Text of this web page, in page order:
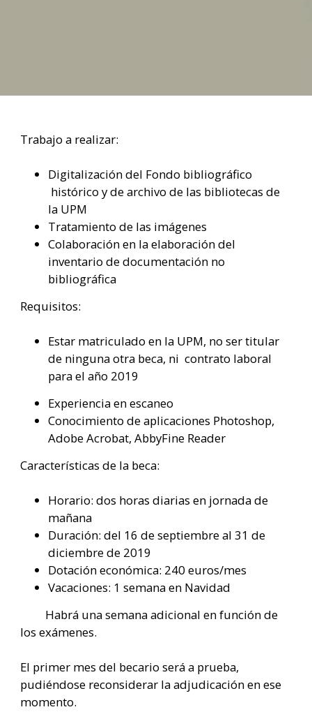
Trabajo a realizar:
Digitalización del Fondo bibliográfico
histórico y de archivo de las bibliotecas de
la UPM
Tratamiento de las imágenes
Colaboración en la elaboración del
inventario de documentación no
bibliográfica
Requisitos:
Estar matriculado en la UPM, no ser titular
de ninguna otra beca, ni contrato laboral
para el año 2019
Experiencia en escaneo
Conocimiento de aplicaciones Photoshop,
Adobe Acrobat, AbbyFine Reader
Características de la beca:
Horario: dos horas diarias en jornada de
mañana
Duración: del 16 de septiembre al 31 de
diciembre de 2019
Dotación económica: 240 euros/mes
Vacaciones: 1 semana en Navidad
Habrá una semana adicional en función de
los exámenes.
El primer mes del becario será a prueba,
pudiéndose reconsiderar la adjudicación en ese
momento.